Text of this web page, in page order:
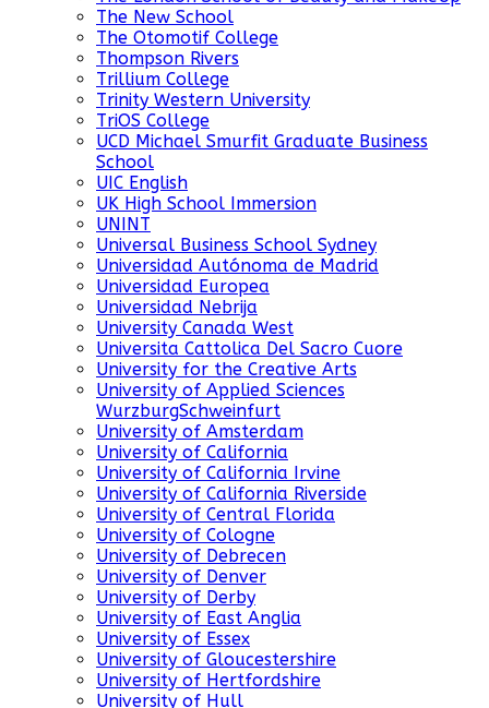
The New School
The Otomotif College
Thompson Rivers
Trillium College
Trinity Western University
TriOS College
UCD Michael Smurfit Graduate Business
School
UIC English
UK High School Immersion
UNINT
Universal Business School Sydney
Universidad Autónoma de Madrid
Universidad Europea
Universidad Nebrija
University Canada West
Universita Cattolica Del Sacro Cuore
University for the Creative Arts
University of Applied Sciences
WurzburgSchweinfurt
University of Amsterdam
University of California
University of California Irvine
University of California Riverside
University of Central Florida
University of Cologne
University of Debrecen
University of Denver
University of Derby
University of East Anglia
University of Essex
University of Gloucestershire
University of Hertfordshire
University of Hull